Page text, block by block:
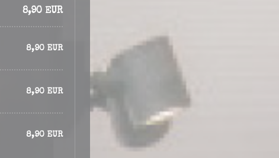
8,90 EUR
8,90 EUR
8,90 EUR
8,90 EUR